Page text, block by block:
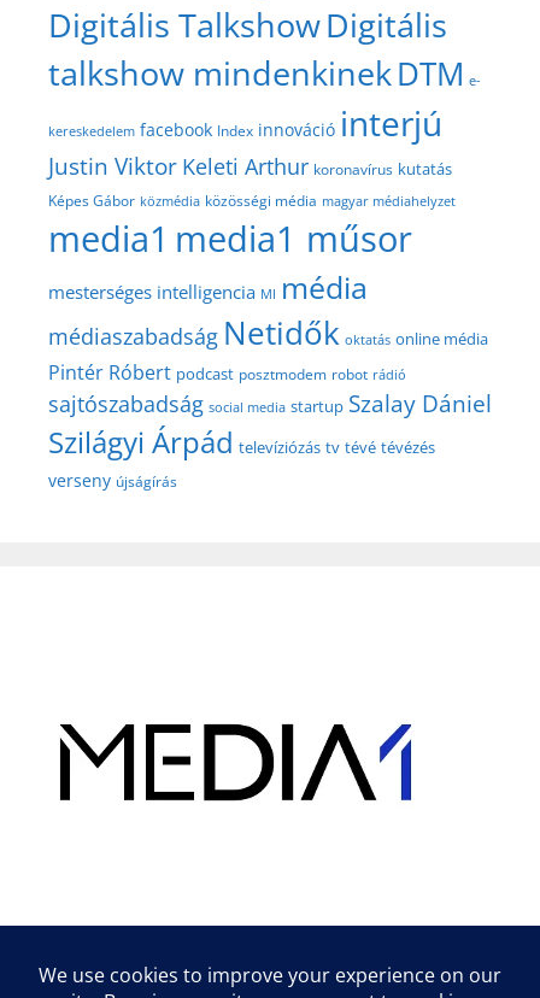
Digitális TalkshowDigitális
talkshow mindenkinekDTM e-
kereskedelem facebook Index innováció interjú
Justin Viktor Keleti Arthur koronavírus kutatás
Képes Gábor közmédia közösségi média magyar médiahelyzet
media1 media1 műsor
mesterséges intelligencia MI média
médiaszabadság Netidők oktatás online média
Pintér Róbert podcast posztmodem robot rádió
sajtószabadság social media startup Szalay Dániel
Szilágyi Árpád televíziózás tv tévé tévézés
verseny újságírás